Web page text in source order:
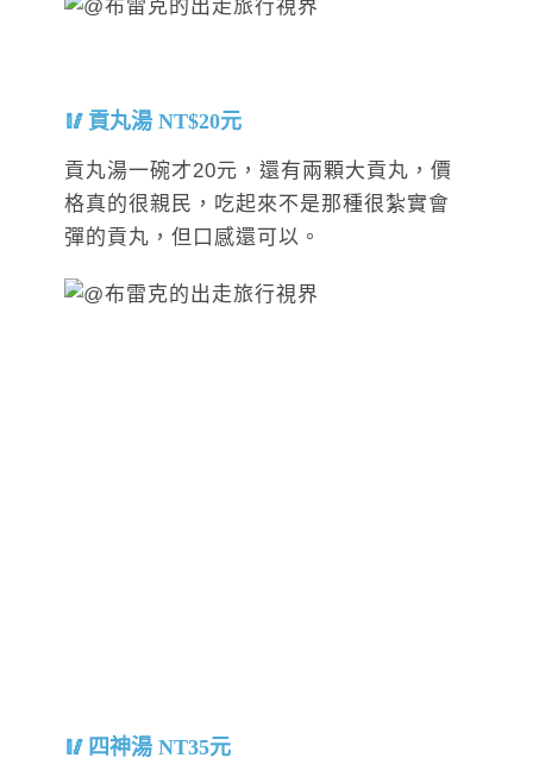
貢丸湯 NT$20元
貢丸湯一碗才20元，還有兩顆大貢丸，價
格真的很親民，吃起來不是那種很紮實會
彈的貢丸，但口感還可以。
四神湯 NT35元